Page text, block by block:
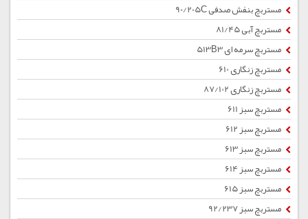
مستربچ بنفش صدفی 90/205C
مستربچ آبی 81/45
مستربچ سرمه ای 513B3
مستربچ زنگاری 610
مستربچ زنگاری 87/102
مستربچ سبز 611
مستربچ سبز 612
مستربچ سبز 613
مستربچ سبز 614
مستربچ سبز 615
مستربچ سبز 92/237